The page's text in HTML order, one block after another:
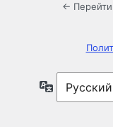
←
Язык